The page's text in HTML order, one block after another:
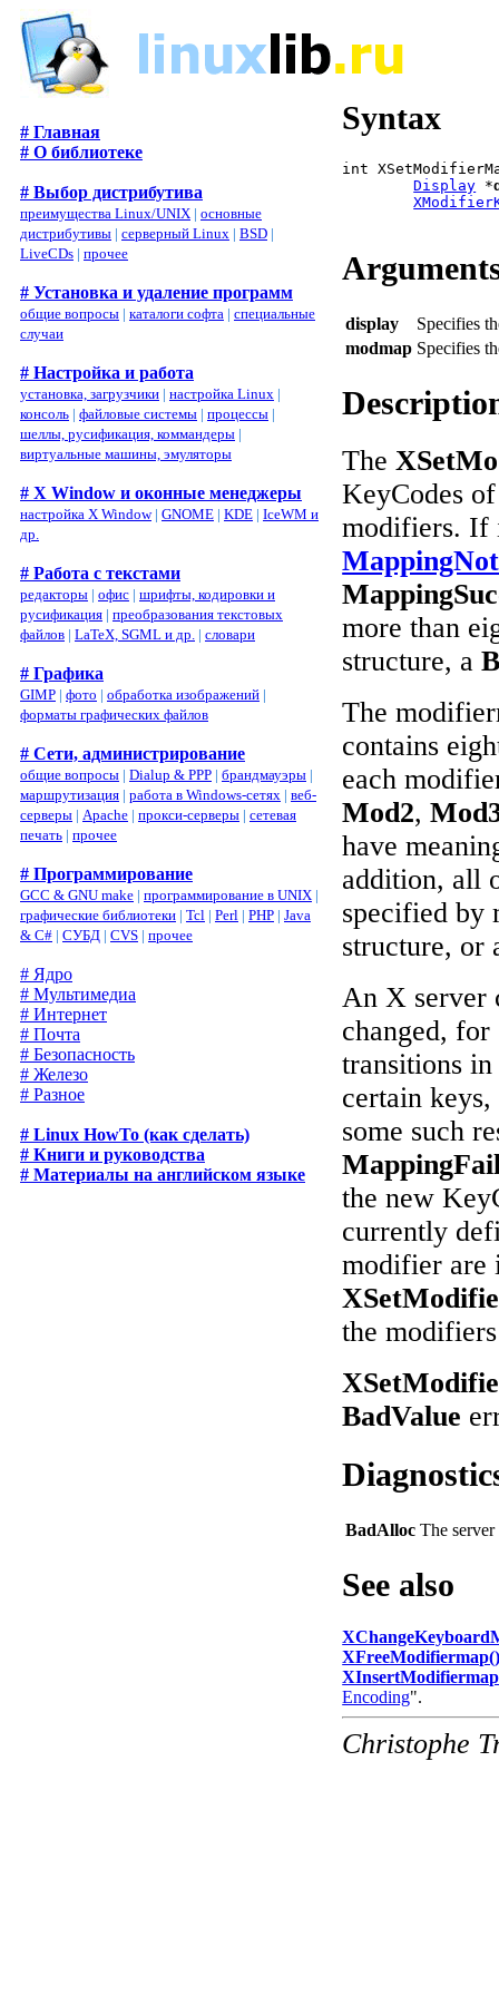
# Главная
# О библиотеке
# Выбор дистрибутива
преимущества Linux/UNIX | основные
дистрибутивы | серверный Linux | BSD |
LiveCDs | прочее
# Установка и удаление программ
общие вопросы | каталоги софта | специальные
случаи
# Настройка и работа
установка, загрузчики | настройка Linux |
консоль | файловые системы | процессы |
шеллы, русификация, коммандеры |
виртуальные машины, эмуляторы
# X Window и оконные менеджеры
настройка X Window| GNOME | KDE | IceWM и
др.
# Работа с текстами
редакторы | офис | шрифты, кодировки и
русификация | преобразования текстовых
файлов | LaTeX, SGML и др. | словари
# Графика
GIMP | фото | обработка изображений |
форматы графических файлов
# Сети, администрирование
общие вопросы | Dialup & PPP | брандмауэры |
маршрутизация | работа в Windows-сетях | веб-
серверы | Apache | прокси-серверы | сетевая
печать | прочее
# Программирование
GCC & GNU make | программирование в UNIX |
графические библиотеки | Tcl | Perl | PHP | Java
& C# | СУБД | CVS | прочее
# Ядро
# Мультимедиа
# Интернет
# Почта
# Безопасность
# Железо
# Разное
# Linux HowTo (как сделать)
# Книги и руководства
# Материалы на английском языке
Syntax
int
Display *
display
Specifies
modmap Specifies
The
KeyCodes
modifiers. If
more than
structure, a
The
contains
each
Mod2,
have
addition, all
specified by
structure, or
An X server
changed,
transitions
certain
some such
the new
currently
modifier are
the
BadValue
BadAlloc The
See also
Encoding".
Christophe